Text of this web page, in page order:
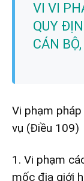
VI VI
QUY
CÁN
Vi phạm
vụ (Điều 109)
1. Vi phạm
mốc địa giới